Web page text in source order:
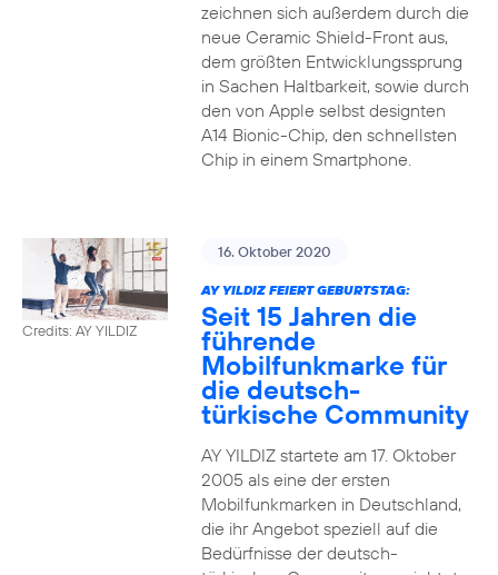
zeichnen sich außerdem durch die
neue Ceramic Shield-Front aus,
dem größten Entwicklungssprung
in Sachen Haltbarkeit, sowie durch
den von Apple selbst designten
A14 Bionic-Chip, den schnellsten
Chip in einem Smartphone.
Credits: AY YILDIZ
16. Oktober 2020
AY YILDIZ FEIERT GEBURTSTAG:
Seit 15 Jahren die
führende
Mobilfunkmarke für
die deutsch-
türkische Community
AY YILDIZ startete am 17. Oktober
2005 als eine der ersten
Mobilfunkmarken in Deutschland,
die ihr Angebot speziell auf die
Bedürfnisse der deutsch-